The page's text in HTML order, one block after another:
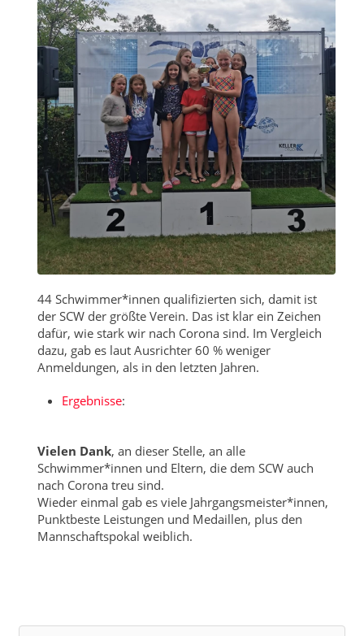
44 Schwimmer*innen qualifizierten sich, damit ist
der SCW der größte Verein. Das ist klar ein Zeichen
dafür, wie stark wir nach Corona sind. Im Vergleich
dazu, gab es laut Ausrichter 60 % weniger
Anmeldungen, als in den letzten Jahren.
Ergebnisse:
Vielen Dank, an dieser Stelle, an alle
Schwimmer*innen und Eltern, die dem SCW auch
nach Corona treu sind.
Wieder einmal gab es viele Jahrgangsmeister*innen,
Punktbeste Leistungen und Medaillen, plus den
Mannschaftspokal weiblich.